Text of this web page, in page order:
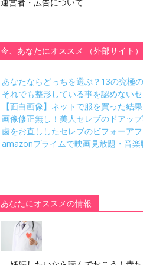
今、あなたにオススメ （外部サイト）
あなたならどっちを選ぶ？13の究極
それでも整形している事を認めない
【面白画像】ネットで服を買った結果
画像修正無し！美人セレブのドアッ
歯をお直ししたセレブのビフォーア
amazonプライムで映画見放題・音楽
あなたにオススメの情報